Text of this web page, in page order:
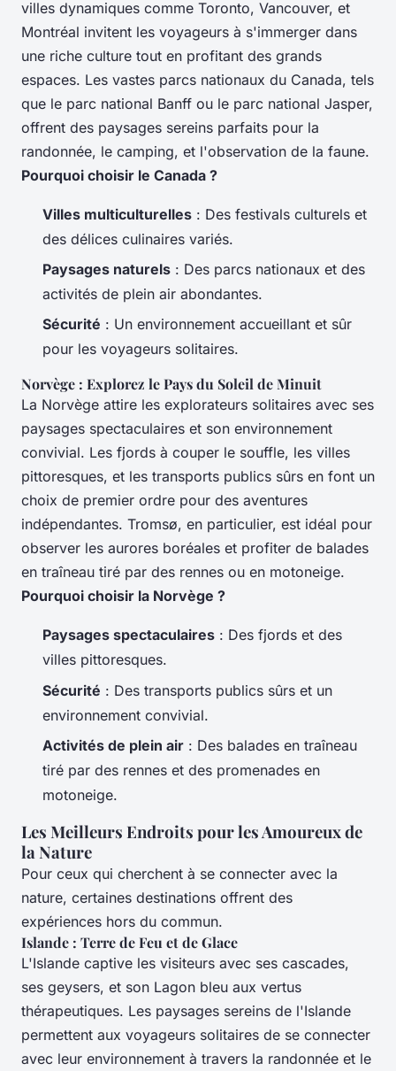
villes dynamiques comme Toronto, Vancouver, et
Montréal invitent les voyageurs à s'immerger dans
une riche culture tout en profitant des grands
espaces. Les vastes parcs nationaux du Canada, tels
que le parc national Banff ou le parc national Jasper,
offrent des paysages sereins parfaits pour la
randonnée, le camping, et l'observation de la faune.
Pourquoi choisir le Canada ?
Villes multiculturelles : Des festivals culturels et
des délices culinaires variés.
Paysages naturels : Des parcs nationaux et des
activités de plein air abondantes.
Sécurité : Un environnement accueillant et sûr
pour les voyageurs solitaires.
Norvège : Explorez le Pays du Soleil de Minuit
La Norvège attire les explorateurs solitaires avec ses
paysages spectaculaires et son environnement
convivial. Les fjords à couper le souffle, les villes
pittoresques, et les transports publics sûrs en font un
choix de premier ordre pour des aventures
indépendantes. Tromsø, en particulier, est idéal pour
observer les aurores boréales et profiter de balades
en traîneau tiré par des rennes ou en motoneige.
Pourquoi choisir la Norvège ?
Paysages spectaculaires : Des fjords et des
villes pittoresques.
Sécurité : Des transports publics sûrs et un
environnement convivial.
Activités de plein air : Des balades en traîneau
tiré par des rennes et des promenades en
motoneige.
Les Meilleurs Endroits pour les Amoureux de
la Nature
Pour ceux qui cherchent à se connecter avec la
nature, certaines destinations offrent des
expériences hors du commun.
Islande : Terre de Feu et de Glace
L'Islande captive les visiteurs avec ses cascades,
ses geysers, et son Lagon bleu aux vertus
thérapeutiques. Les paysages sereins de l'Islande
permettent aux voyageurs solitaires de se connecter
avec leur environnement à travers la randonnée et le